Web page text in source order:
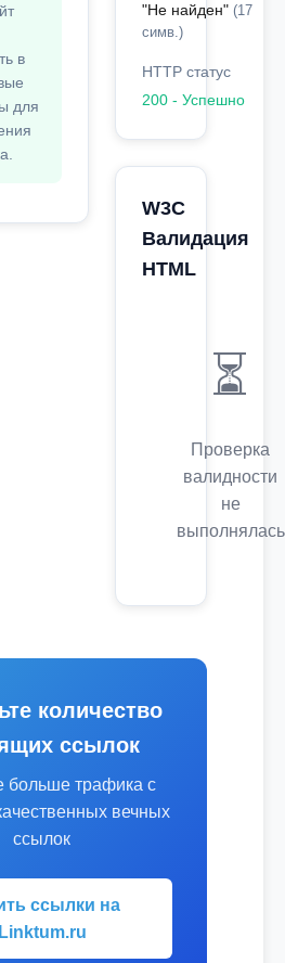
в
для
"Не найден" (17
симв.)
HTTP статус
200 - Успешно
W3C
Валидация
HTML
⏳
Проверка
валидности
не
выполнялась
количество
ссылок
больше трафика с
вечных
ссылок
ссылки на
Linktum.ru